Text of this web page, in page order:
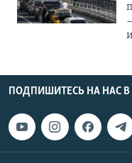
ПОДПИШИТЕСЬ НА НАС В